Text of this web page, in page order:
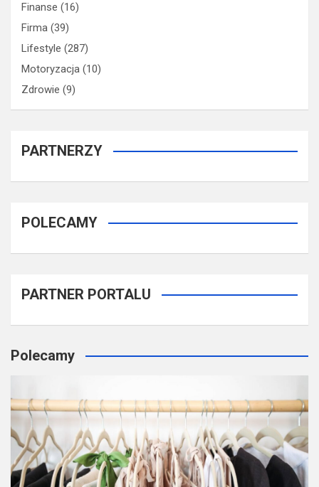
Finanse (16)
Firma (39)
Lifestyle (287)
Motoryzacja (10)
Zdrowie (9)
PARTNERZY
POLECAMY
PARTNER PORTALU
Polecamy